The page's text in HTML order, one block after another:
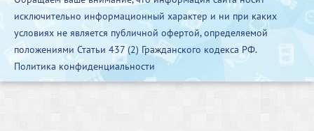
исключительно информационный характер и ни при каких
условиях не является публичной офертой, определяемой
положениями Статьи 437 (2) Гражданского кодекса РФ.
Политика конфиденциальности